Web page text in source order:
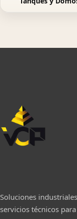
Soluciones
servicios técnicos